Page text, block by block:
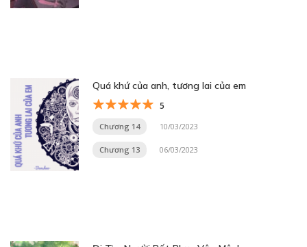
Quá khứ của anh, tương lai của em
5
Chương 14 10/03/2023
Chương 13 06/03/2023